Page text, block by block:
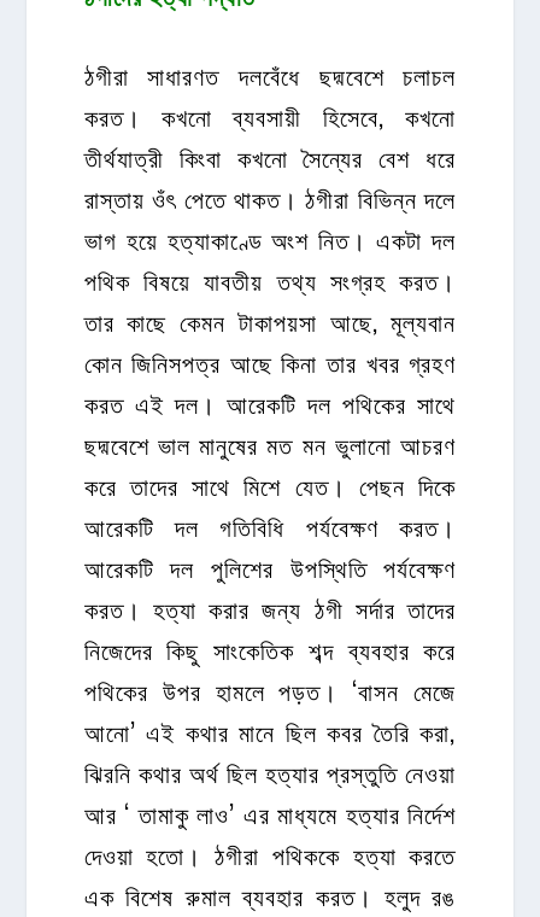
ঠগীরা সাধারণত দলবেঁধে ছদ্মবেশে চলাচল
করত। কখনো ব্যবসায়ী হিসেবে, কখনো
তীর্থযাত্রী কিংবা কখনো সৈন্যের বেশ ধরে
রাস্তায় ওঁৎ পেতে থাকত। ঠগীরা বিভিন্ন দলে
ভাগ হয়ে হত্যাকাণ্ডে অংশ নিত। একটা দল
পথিক বিষয়ে যাবতীয় তথ্য সংগ্রহ করত।
তার কাছে কেমন টাকাপয়সা আছে, মূল্যবান
কোন জিনিসপত্র আছে কিনা তার খবর গ্রহণ
করত এই দল। আরেকটি দল পথিকের সাথে
ছদ্মবেশে ভাল মানুষের মত মন ভুলানো আচরণ
করে তাদের সাথে মিশে যেত। পেছন দিকে
আরেকটি দল গতিবিধি পর্যবেক্ষণ করত।
আরেকটি দল পুলিশের উপস্থিতি পর্যবেক্ষণ
করত। হত্যা করার জন্য ঠগী সর্দার তাদের
নিজেদের কিছু সাংকেতিক শব্দ ব্যবহার করে
পথিকের উপর হামলে পড়ত। ‘বাসন মেজে
আনো’ এই কথার মানে ছিল কবর তৈরি করা,
ঝিরনি কথার অর্থ ছিল হত্যার প্রস্তুতি নেওয়া
আর ‘ তামাকু লাও’ এর মাধ্যমে হত্যার নির্দেশ
দেওয়া হতো। ঠগীরা পথিককে হত্যা করতে
এক বিশেষ রুমাল ব্যবহার করত। হলুদ রঙ